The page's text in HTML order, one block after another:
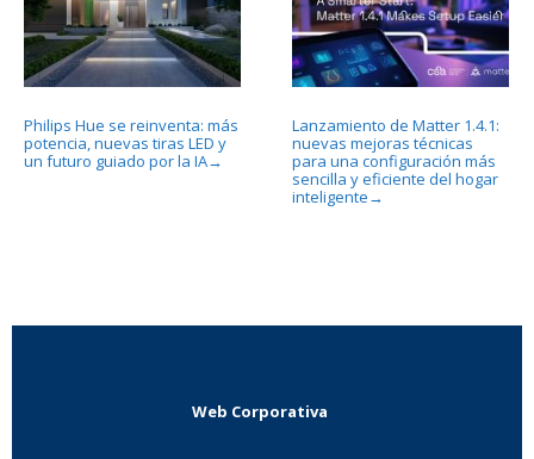
Philips Hue se reinventa: más
potencia, nuevas tiras LED y
un futuro guiado por la IA→
Lanzamiento de Matter 1.4.1:
nuevas mejoras técnicas
para una configuración más
sencilla y eficiente del hogar
inteligente →
Web Corporativa